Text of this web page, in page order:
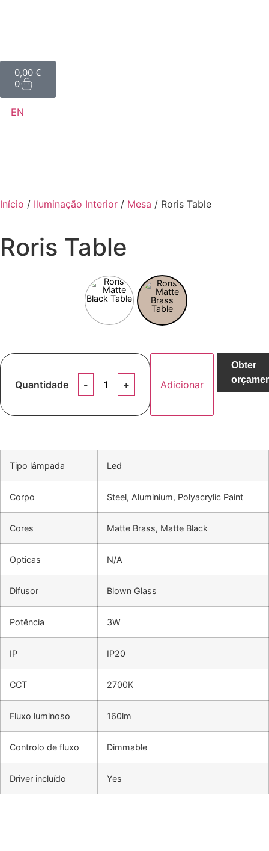
0,00 €
0
EN
Início / Iluminação Interior / Mesa / Roris Table
Roris Table
Quantidade Adicionar
Obter
Tipo lâmpada Led
Corpo Steel, Aluminium, Polyacrylic Paint
Cores Matte Brass, Matte Black
Opticas N/A
Difusor Blown Glass
Potência 3W
IP IP20
CCT 2700K
Fluxo luminoso 160lm
Controlo de fluxo Dimmable
Driver incluído Yes